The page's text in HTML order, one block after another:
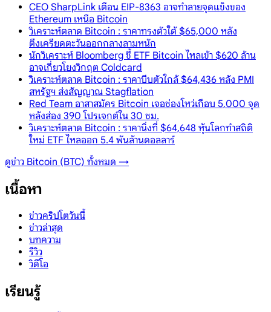
CEO SharpLink เตือน EIP-8363 อาจทำลายจุดแข็งของ
Ethereum เหนือ Bitcoin
วิเคราะห์ตลาด Bitcoin : ราคาทรงตัวใต้ $65,000 หลัง
ตึงเครียดตะวันออกกลางลามหนัก
นักวิเคราะห์ Bloomberg ชี้ ETF Bitcoin ไหลเข้า $620 ล้าน
อาจเกี่ยวโยงวิกฤต Coldcard
วิเคราะห์ตลาด Bitcoin : ราคาบีบตัวใกล้ $64,436 หลัง PMI
สหรัฐฯ ส่งสัญญาณ Stagflation
Red Team อาสาสมัคร Bitcoin เจอช่องโหว่เกือบ 5,000 จุด
หลังส่อง 390 โปรเจกต์ใน 30 ชม.
วิเคราะห์ตลาด Bitcoin : ราคานิ่งที่ $64,648 หุ้นโลกทำสถิติ
ใหม่ ETF ไหลออก 5.4 พันล้านดอลลาร์
ดูข่าว Bitcoin (BTC) ทั้งหมด →
เนื้อหา
ข่าวคริปโตวันนี้
ข่าวล่าสุด
บทความ
รีวิว
วิดีโอ
เรียนรู้